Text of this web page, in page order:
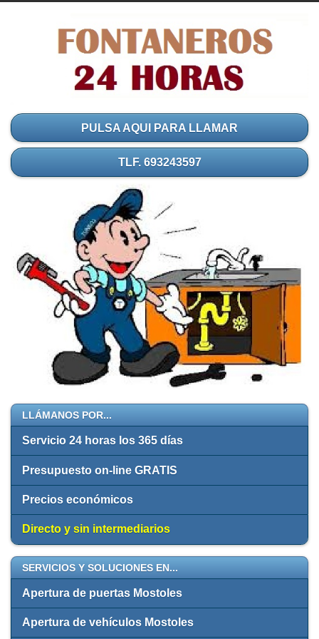
PULSA AQUI PARA LLAMAR
TLF. 693243597
LLÁMANOS POR...
Servicio 24 horas los 365 días
Presupuesto on-line GRATIS
Precios económicos
Directo y sin intermediarios
SERVICIOS Y SOLUCIONES EN...
Apertura de puertas Mostoles
Apertura de vehículos Mostoles